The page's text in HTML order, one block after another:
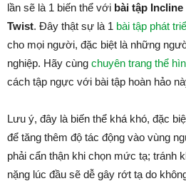
lần sẽ là 1 biến thể với bài tập
Twist. Đây thật sự là 1 bài tập phát
cho mọi người, đặc biệt là những
nghiệp. Hãy cùng chuyên trang thể
cách tập ngực với bài tập hoàn hảo
Lưu ý, đây là biến thể khá khó, đặc
để tăng thêm độ tác động vào vùng
phải cẩn thận khi chọn mức tạ; tránh
nặng lúc đầu sẽ dễ gây rớt tạ do